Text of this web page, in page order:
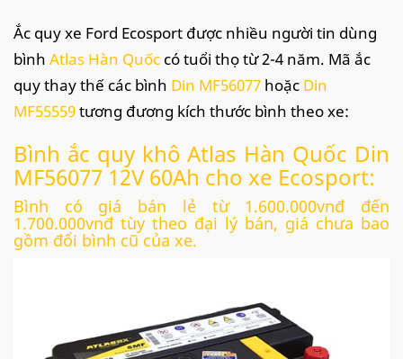
Ắc quy xe Ford Ecosport được nhiều người tin dùng
bình Atlas Hàn Quốc có tuổi thọ từ 2-4 năm. Mã ắc
quy thay thế các bình Din MF56077 hoặc Din
MF55559tương đương kích thước bình theo xe:
Bình ắc quy khô Atlas Hàn Quốc Din
MF56077 12V 60Ah cho xe Ecosport:
Bình có giá bán lẻ từ 1.600.000vnđ đến
1.700.000vnđ tùy theo đại lý bán, giá chưa bao
gồm đổi bình cũ của xe.